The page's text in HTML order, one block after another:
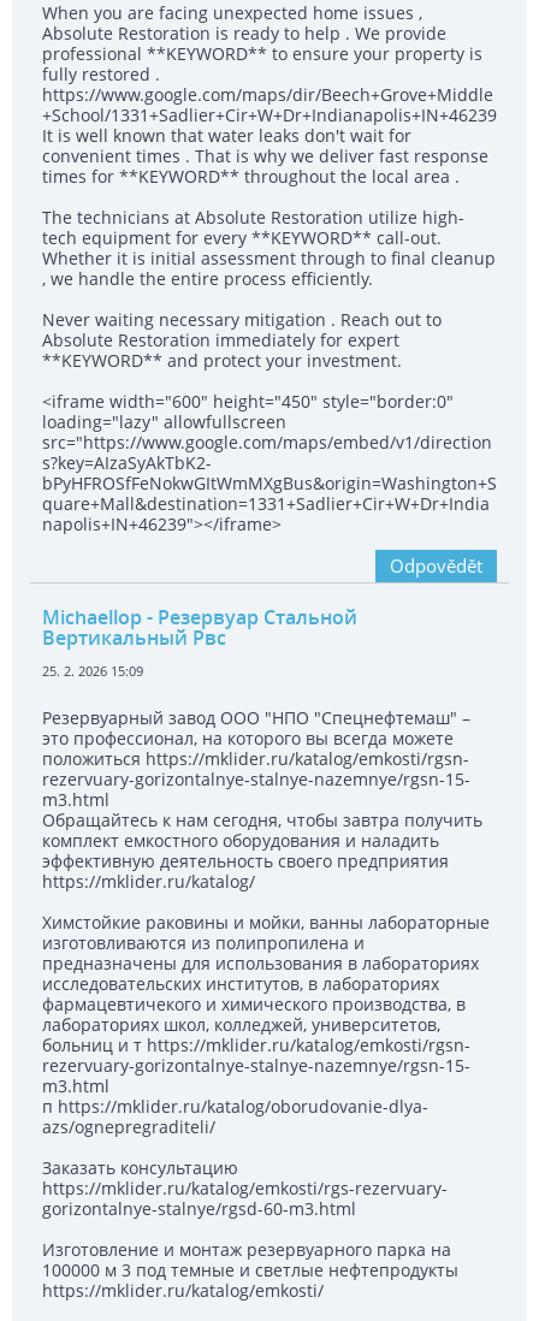
When you are facing unexpected home issues ,
Absolute Restoration is ready to help . We provide
professional **KEYWORD** to ensure your property is
fully restored .
https://www.google.com/maps/dir/Beech+Grove+Middle
+School/1331+Sadlier+Cir+W+Dr+Indianapolis+IN+46239
It is well known that water leaks don't wait for
convenient times . That is why we deliver fast response
times for **KEYWORD** throughout the local area .
The technicians at Absolute Restoration utilize high-
tech equipment for every **KEYWORD** call-out.
Whether it is initial assessment through to final cleanup
, we handle the entire process efficiently.
Never waiting necessary mitigation . Reach out to
Absolute Restoration immediately for expert
**KEYWORD** and protect your investment.
<iframe width="600" height="450" style="border:0"
loading="lazy" allowfullscreen
src="https://www.google.com/maps/embed/v1/direction
s?key=AIzaSyAkTbK2-
bPyHFROSfFeNokwGItWmMXgBus&origin=Washington+S
quare+Mall&destination=1331+Sadlier+Cir+W+Dr+India
napolis+IN+46239"></iframe>
Odpovědět
Michaellop - Резервуар Стальной
Вертикальный Рвс
25. 2. 2026 15:09
Резервуарный завод ООО "НПО "Спецнефтемаш" –
это профессионал, на которого вы всегда можете
положиться https://mklider.ru/katalog/emkosti/rgsn-
rezervuary-gorizontalnye-stalnye-nazemnye/rgsn-15-
m3.html
Обращайтесь к нам сегодня, чтобы завтра получить
комплект емкостного оборудования и наладить
эффективную деятельность своего предприятия
https://mklider.ru/katalog/
Химстойкие раковины и мойки, ванны лабораторные
изготовливаются из полипропилена и
предназначены для использования в лабораториях
исследовательских институтов, в лабораториях
фармацевтичекого и химического производства, в
лабораториях школ, колледжей, университетов,
больниц и т https://mklider.ru/katalog/emkosti/rgsn-
rezervuary-gorizontalnye-stalnye-nazemnye/rgsn-15-
m3.html
п https://mklider.ru/katalog/oborudovanie-dlya-
azs/ognepregraditeli/
Заказать консультацию
https://mklider.ru/katalog/emkosti/rgs-rezervuary-
gorizontalnye-stalnye/rgsd-60-m3.html
Изготовление и монтаж резервуарного парка на
100000 м 3 под темные и светлые нефтепродукты
https://mklider.ru/katalog/emkosti/